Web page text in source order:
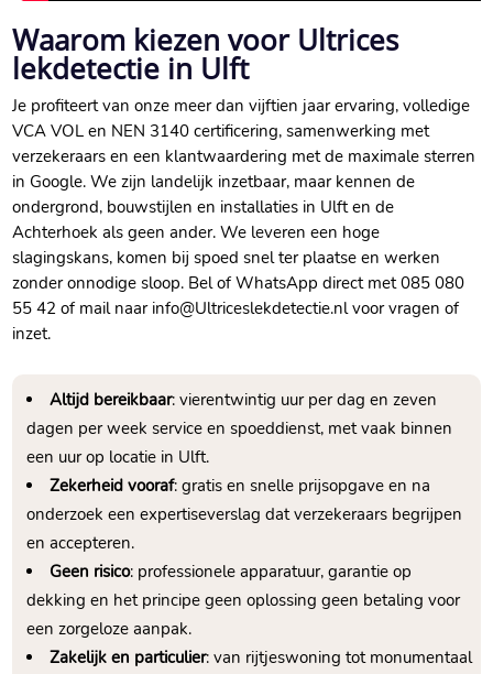
Waarom kiezen voor Ultrices
lekdetectie in Ulft
Je profiteert van onze meer dan vijftien jaar ervaring, volledige
VCA VOL en NEN 3140 certificering, samenwerking met
verzekeraars en een klantwaardering met de maximale sterren
in Google.​ We zijn landelijk inzetbaar, maar kennen de
ondergrond, bouwstijlen en installaties in Ulft en de
Achterhoek als geen ander.​ We leveren een hoge
slagingskans, komen bij spoed snel ter plaatse en werken
zonder onnodige sloop.​ Bel of WhatsApp direct met 085 080
55 42 of mail naar info@Ultriceslekdetectie.​nl voor vragen of
inzet.​
Altijd bereikbaar: vierentwintig uur per dag en zeven
dagen per week service en spoeddienst, met vaak binnen
een uur op locatie in Ulft.​
Zekerheid vooraf: gratis en snelle prijsopgave en na
onderzoek een expertiseverslag dat verzekeraars begrijpen
en accepteren.​
Geen risico: professionele apparatuur, garantie op
dekking en het principe geen oplossing geen betaling voor
een zorgeloze aanpak.​
Zakelijk en particulier: van rijtjeswoning tot monumentaal